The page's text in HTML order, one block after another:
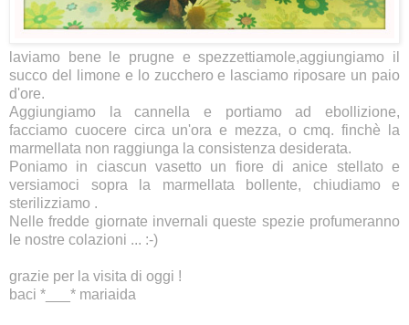
laviamo bene le prugne e spezzettiamole,aggiungiamo il
succo del limone e lo zucchero e lasciamo riposare un paio
d'ore.
Aggiungiamo la cannella e portiamo ad ebollizione,
facciamo cuocere circa un'ora e mezza, o cmq. finchè la
marmellata non raggiunga la consistenza desiderata.
Poniamo in ciascun vasetto un fiore di anice stellato e
versiamoci sopra la marmellata bollente, chiudiamo e
sterilizziamo .
Nelle fredde giornate invernali queste spezie profumeranno
le nostre colazioni ... :-)
grazie per la visita di oggi !
baci *___* mariaida